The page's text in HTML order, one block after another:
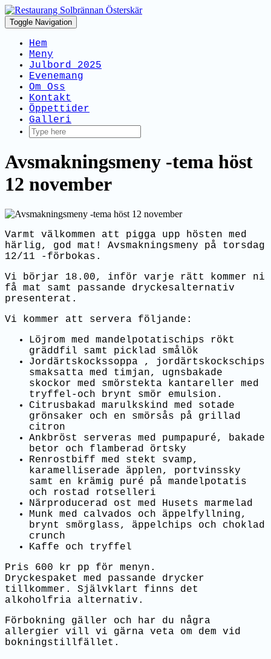
Toggle Navigation
Hem
Meny
Julbord 2025
Evenemang
Om Oss
Kontakt
Öppettider
Galleri
Avsmakningsmeny -tema höst
12 november
Varmt välkommen att pigga upp hösten med
härlig, god mat! Avsmakningsmeny på torsdag
12/11 -förbokas.
Vi börjar 18.00, inför varje rätt kommer ni
få mat samt passande dryckesalternativ
presenterat.
Vi kommer att servera följande:
Löjrom med mandelpotatischips rökt
gräddfil samt picklad smålök
Jordärtskockssoppa , jordärtskockschips
smaksatta med timjan, ugnsbakade
skockor med smörstekta kantareller med
tryffel-och brynt smör emulsion.
Citrusbakad marulkskind med sotade
grönsaker och en smörsås på grillad
citron
Ankbröst serveras med pumpapuré, bakade
betor och flamberad örtsky
Renrostbiff med stekt svamp,
karamelliserade äpplen, portvinssky
samt en krämig puré på mandelpotatis
och rostad rotselleri
Närproducerad ost med Husets marmelad
Munk med calvados och äppelfyllning,
brynt smörglass, äppelchips och choklad
crunch
Kaffe och tryffel
Pris 600 kr pp för menyn.
Dryckespaket med passande drycker
tillkommer. Självklart finns det
alkoholfria alternativ.
Förbokning gäller och har du några
allergier vill vi gärna veta om dem vid
bokningstillfället.